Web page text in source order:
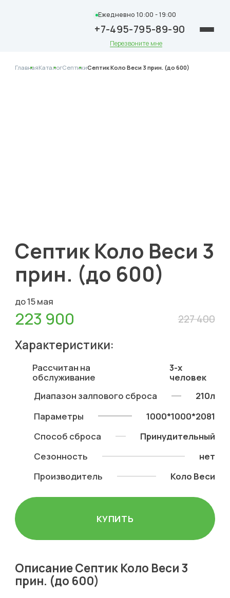
Ежедневно 10:00 - 19:00
+7-495-795-89-90
Перезвоните мне
ГлавнаяКаталогСептикиСептик Коло Веси 3 прин. (до 600)
Септик Коло Веси 3
прин. (до 600)
до 15 мая
223 900 227 400
Характеристики:
Рассчитан на
обслуживание
3-х
человек
Диапазон залпового сброса
210л
Параметры
1000*1000*2081
Способ сброса
Принудительный
Сезонность
нет
Производитель
Коло Веси
КУПИТЬ
Описание Септик Коло Веси 3
прин. (до 600)